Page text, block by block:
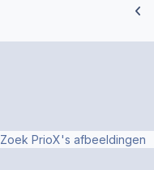
Zoek PrioX's afbeeldingen